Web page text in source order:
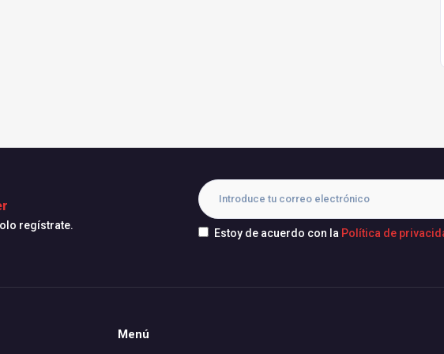
regístrate.
Estoy de acuerdo con la Política de
Menú